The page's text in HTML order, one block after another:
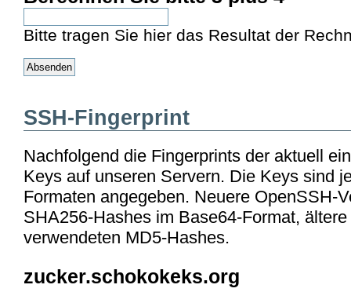
Bitte tragen Sie hier das Resultat der
SSH-Fingerprint
Nachfolgend die Fingerprints der aktuell
Keys auf unseren Servern. Die Keys sind
Formaten angegeben. Neuere OpenSSH-
SHA256-Hashes im Base64-Format,
verwendeten MD5-Hashes.
zucker.schokokeks.org